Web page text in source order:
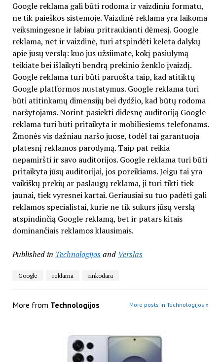
Google reklama gali būti rodoma ir vaizdiniu formatu,
ne tik paieškos sistemoje. Vaizdinė reklama yra laikoma
veiksmingesne ir labiau pritraukianti dėmesį. Google
reklama, net ir vaizdinė, turi atspindėti keleta dalykų
apie jūsų verslą: kuo jūs užsiimate, kokį pasiūlymą
teikiate bei išlaikyti bendrą prekinio ženklo įvaizdį.
Google reklama turi būti paruošta taip, kad atitiktų
Google platformos nustatymus. Google reklama turi
būti atitinkamų dimensijų bei dydžio, kad būtų rodoma
naršytojams. Norint pasiekti didesnę auditoriją Google
reklama turi būti pritaikyta ir mobiliesiems telefonams.
Žmonės vis dažniau naršo juose, todėl tai garantuoja
platesnį reklamos parodymą. Taip pat reikia
nepamiršti ir savo auditorijos. Google reklama turi būti
pritaikyta jūsų auditorijai, jos poreikiams. Jeigu tai yra
vaikiškų prekių ar paslaugų reklama, ji turi tikti tiek
jaunai, tiek vyresnei kartai. Geriausiai su tuo padėti gali
reklamos specialistai, kurie ne tik sukurs jūsų verslą
atspindinčią Google reklamą, bet ir patars kitais
dominančiais reklamos klausimais.
Published in Technologijosand Verslas
Google reklama rinkodara
More from Technologijos More posts in Technologijos »